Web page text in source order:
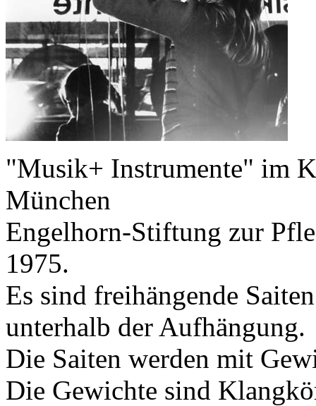
"Musik+ Instrumente" im
München
Engelhorn-Stiftung zur
1975.
Es sind freihängende
unterhalb der Aufhängung.
Die Saiten werden mit
Die Gewichte sind